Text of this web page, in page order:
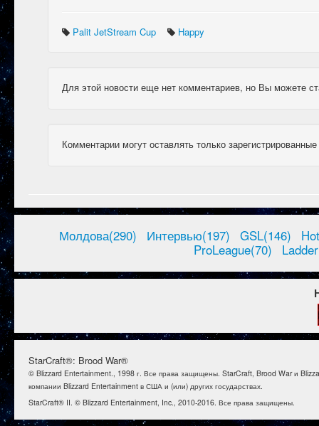
Palit JetStream Cup Happy
Для этой новости еще нет комментариев, но Вы можете
Комментарии могут оставлять только
Молдова(290) Интервью(197) GSL(146)
ProLeague(70)
StarCraft®: Brood War®
© Blizzard Entertainment., 1998 г. Все права защищены. StarCraft, Brood War и
компании Blizzard Entertainment в США и (или) других государствах.
StarCraft® II. © Blizzard Entertainment, Inc., 2010-2016. Все права защищены.